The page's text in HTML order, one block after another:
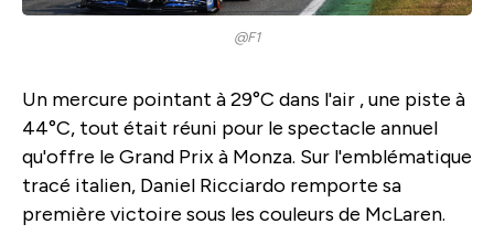
@F1
Un mercure pointant à 29°C dans l'air , une piste à
44°C, tout était réuni pour le spectacle annuel
qu'offre le Grand Prix à Monza. Sur l'emblématique
tracé italien, Daniel Ricciardo remporte sa
première victoire sous les couleurs de McLaren.